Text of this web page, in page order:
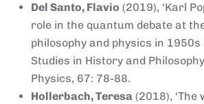
Del Santo, Flavio (2019), ‘Karl
role in the quantum debate at
philosophy and physics in 1950s
Studies in History and
Physics, 67: 78-88.
Hollerbach, Teresa (2018),